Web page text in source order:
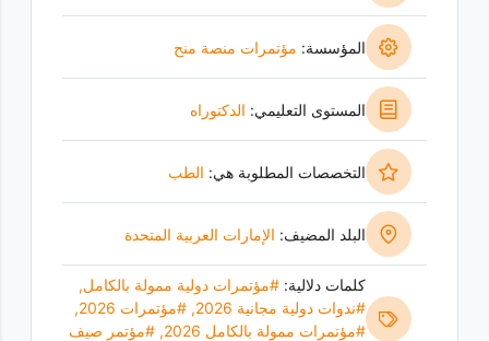
المؤسسة: مؤتمرات منصة منح
المستوى التعليمي: الدكتوراه
التخصصات المطلوبة هي: الطب
البلد المضيف: ‏الإمارات العربية المتحدة
كلمات دلالية: #مؤتمرات دولية ممولة بالكامل,
#ندوات دولية مجانية 2026
, #مؤتمرات 2026
,
#مؤتمرات ممولة بالكامل 2026
, #مؤتمر صيف